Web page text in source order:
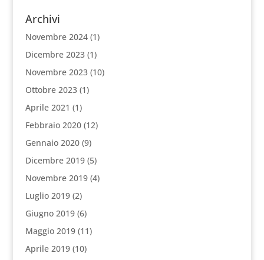
Archivi
Novembre 2024(1)
Dicembre 2023(1)
Novembre 2023(10)
Ottobre 2023(1)
Aprile 2021 (1)
Febbraio 2020(12)
Gennaio 2020(9)
Dicembre 2019(5)
Novembre 2019(4)
Luglio 2019(2)
Giugno 2019(6)
Maggio 2019(11)
Aprile 2019(10)